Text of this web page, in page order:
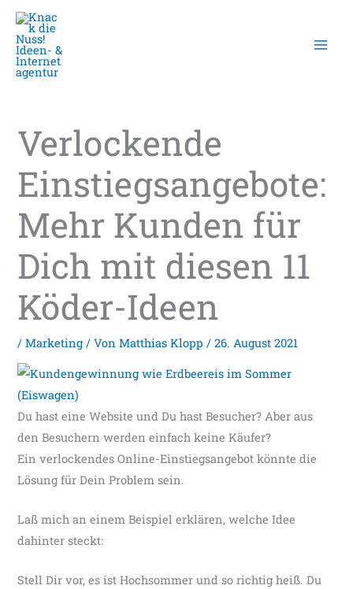
Zum
Inhalt
springen
Verlockende
Einstiegsangebote:
Mehr Kunden für
Dich mit diesen 11
Köder-Ideen
/Marketing / VonMatthias Klopp/26. August 2021
Du hast eine Website und Du hast Besucher? Aber aus
den Besuchern werden einfach keine Käufer?
Ein verlockendes Online-Einstiegsangebot könnte die
Lösung für Dein Problem sein.
Laß mich an einem Beispiel erklären, welche Idee
dahinter steckt:
Stell Dir vor, es ist Hochsommer und so richtig heiß. Du